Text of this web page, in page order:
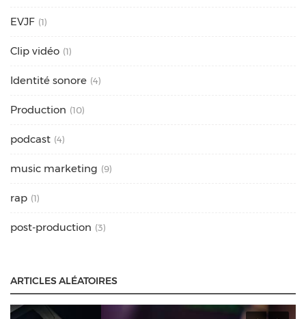
EVJF (1)
Clip vidéo (1)
Identité sonore (4)
Production (10)
podcast (4)
music marketing (9)
rap (1)
post-production (3)
ARTICLES ALÉATOIRES